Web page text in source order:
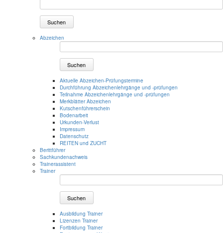
Suchen
Abzeichen
Suchen
Aktuelle Abzeichen-Prüfungstermine
Durchführung Abzeichenlehrgänge und -prüfungen
Teilnahme Abzeichenlehrgänge und -prüfungen
Merkblätter Abzeichen
Kutschenführerschein
Bodenarbeit
Urkunden-Verlust
Impressum
Datenschutz
REITEN und ZUCHT
Berittführer
Sachkundenachweis
Trainerassistent
Trainer
Suchen
Ausbildung Trainer
Lizenzen Trainer
Fortbildung Trainer